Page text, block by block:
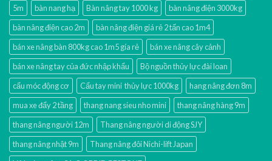
5m bàn nang hạ Bàn nâng tay 1000 kg
bàn nâng điện 3000kg
bàn nâng điện cao 2m
bàn nâng điện giá rẻ 2 tấn cao 1m4
bán xe nâng bàn 800kg cao 1m5 gía rẻ
bán xe nâng cây cảnh
bán xe nâng tay của đức nhập khẩu
Bộ nguồn thủy lực đài loan
cẩu móc động cơ
Cẩu tay mini thủy lực 1000kg
hang nâng đơn 8m
mua xe đẩy 2 tầng
thang nang sieu nho mini
thang nâng hàng 9m
thang nâng người 12m
Thang nâng người di động SJY
thang nâng nhật 9m
Thang nâng đôi Nichi-lift Japan